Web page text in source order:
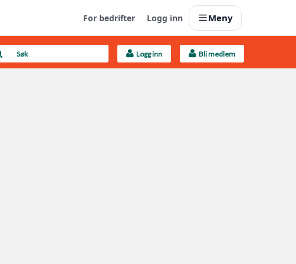
For bedrifter Logg inn Meny
Last opp selv Logg inn Bli medlem